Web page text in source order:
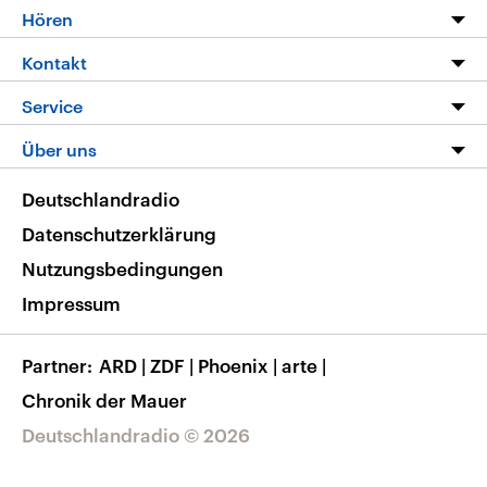
Programm
Die Nachrichten
Nachrichtenleicht
Neue Beiträge auf dlf.de
Hören
Livestream
Podcasts
Deutschlandfunk App
Nachrichten App
Frequenzen
Kontakt
Hörerservice
Service
FAQ
Veranstaltungen
Musikliste
RSS
Über uns
Barrierefreiheit
Deutschlandradio © 2026
Deutschlandradio
Datenschutzerklärung
Nutzungsbedingungen
Impressum
Partner ARD | ZDF | Phoenix | arte |
Chronik der Mauer